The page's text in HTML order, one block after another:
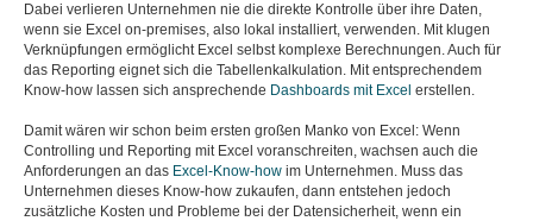
Dabei verlieren Unternehmen nie die direkte Kontrolle über ihre Daten,
wenn sie Excel on-premises, also lokal installiert, verwenden. Mit klugen
Verknüpfungen ermöglicht Excel selbst komplexe Berechnungen. Auch für
das Reporting eignet sich die Tabellenkalkulation. Mit entsprechendem
Know-how lassen sich ansprechende Dashboards mit Excel erstellen.
Damit wären wir schon beim ersten großen Manko von Excel: Wenn
Controlling und Reporting mit Excel voranschreiten, wachsen auch die
Anforderungen an das Excel-Know-how im Unternehmen. Muss das
Unternehmen dieses Know-how zukaufen, dann entstehen jedoch
zusätzliche Kosten und Probleme bei der Datensicherheit, wenn ein